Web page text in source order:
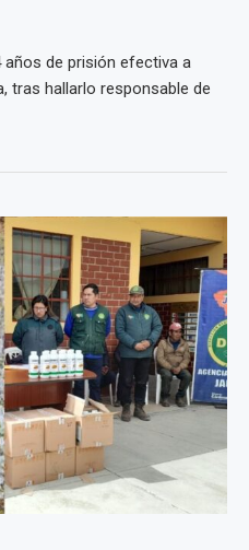
años de prisión efectiva a
tras hallarlo responsable de